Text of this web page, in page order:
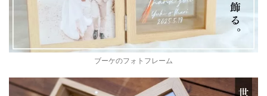
ブーケのフォトフレーム